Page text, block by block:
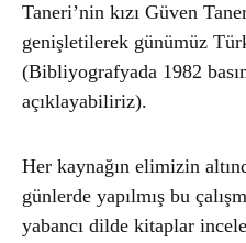
Taneri’nin kızı Güven
genişletilerek günümüz
(Bibliyografyada 1982
açıklayabiliriz).
Her kaynağın elimizin
günlerde yapılmış bu
yabancı dilde kitaplar